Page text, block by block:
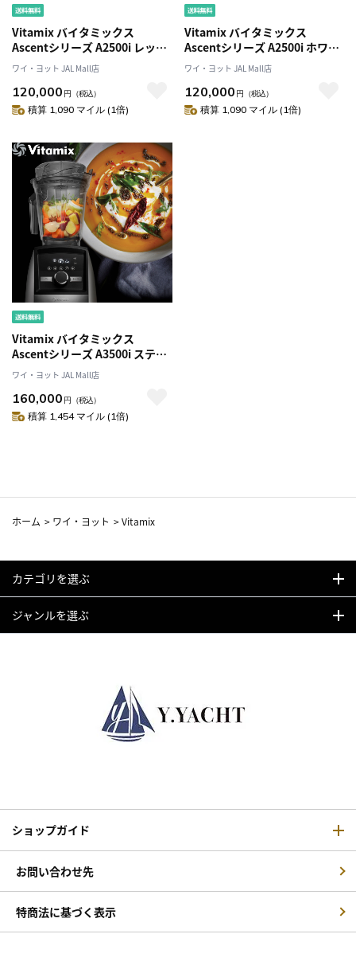
Vitamix バイタミックス
Ascentシリーズ A2500i レッド
98171
ワイ・ヨット JAL Mall店
120,000 円 （税込）
積算 1,090 マイル (1倍)
Vitamix バイタミックス
Ascentシリーズ A2500i ホワイ
ト 98170
ワイ・ヨット JAL Mall店
120,000 円 （税込）
積算 1,090 マイル (1倍)
Vitamix バイタミックス
Ascentシリーズ A3500i ステン
レス シルバー 98169
ワイ・ヨット JAL Mall店
160,000 円 （税込）
積算 1,454 マイル (1倍)
ホーム > ワイ・ヨット >Vitamix
カテゴリを選ぶ
ジャンルを選ぶ
ショップガイド
お問い合わせ先
特商法に基づく表示